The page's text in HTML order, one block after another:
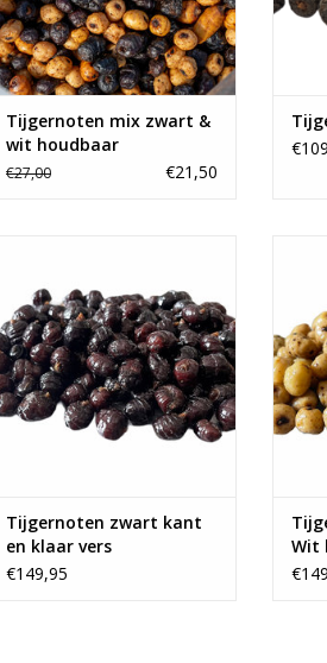
Tijgernoten mix zwart &
wit houdbaar
€27,00 €21,50
Baitworld. Onze heerlijke partikel
mixen doen de karpers doen
smikkelen!
TOEVOEGEN AAN WINKELWAGEN
Tijgernoten zwart kant
en klaar vers
€149,95
Wit